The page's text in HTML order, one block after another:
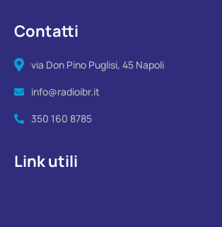
Contatti
via Don Pino Puglisi, 45 Napoli
info@radioibr.it
350 160 8785
Link utili